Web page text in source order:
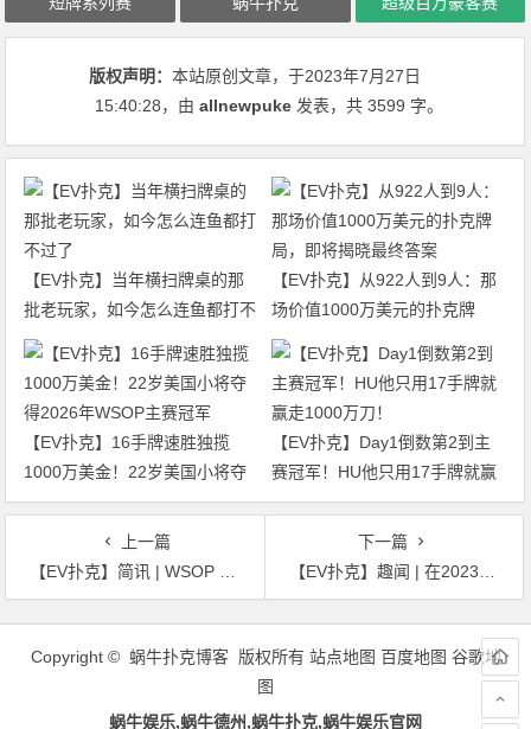
版权声明：本站原创文章，于2023年7月27日
15:40:28，由allnewpuke 发表，共 3599 字。
【EV扑克】当年横扫牌桌的那
批老玩家，如今怎么连鱼都打不
过了
【EV扑克】从922人到9人：那
场价值1000万美元的扑克牌
局，即将揭晓最终答案
【EV扑克】16手牌速胜独揽
1000万美金！22岁美国小将夺
得2026年WSOP主赛冠军
【EV扑克】Day1倒数第2到主
赛冠军！HU他只用17手牌就赢
走1000万刀！
上一篇
【EV扑克】简讯 | WSOP Paradise 将在巴哈马颁发15条金手链
下一篇
【EV扑克】趣闻 | 在2023年WSOP系列赛上的喜与悲
文
Copyright © 蜗牛扑克博客 版权所有 站点地图 百度地图 谷歌地
图
蜗牛娱乐,蜗牛德州,蜗牛扑克,蜗牛娱乐官网